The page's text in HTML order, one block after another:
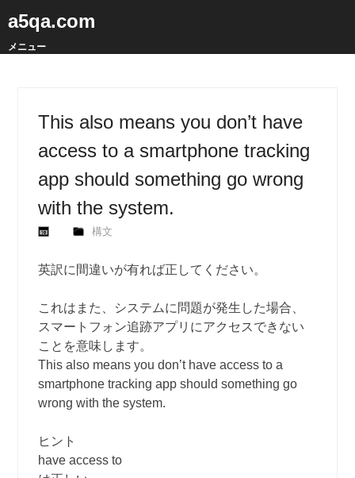
a5qa.com
メニュー
This also means you don’t have
access to a smartphone tracking
app should something go wrong
with the system.
構文
英訳に間違いが有れば正してください。
これはまた、システムに問題が発生した場合、
スマートフォン追跡アプリにアクセスできない
ことを意味します。
This also means you don’t have access to a
smartphone tracking app should something go
wrong with the system.
ヒント
have access to